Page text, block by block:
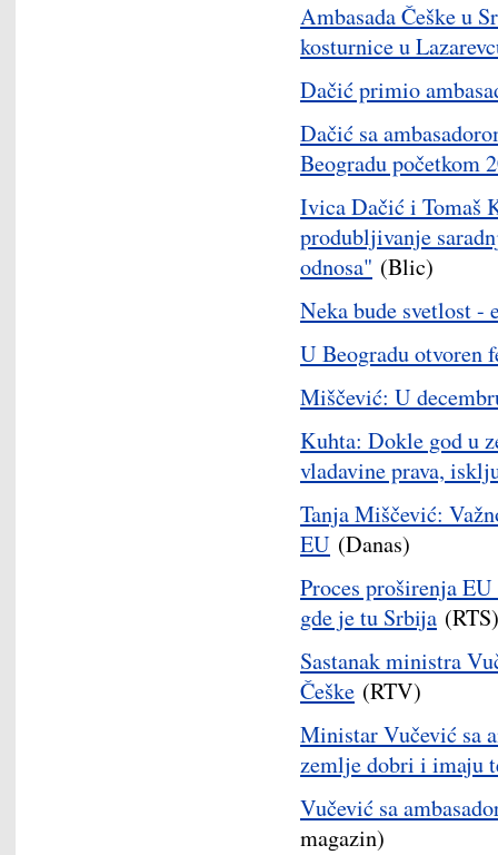
Ambasada Češke u
kosturnice u
Dačić primio
Dačić sa
Beogradu početkom
Ivica Dačić i Tomaš
produbljivanje
odnosa" (Blic)
Neka bude svetlost -
U Beogradu otvoren
Miščević: U
Kuhta: Dokle god u
vladavine prava,
Tanja Miščević:
EU (Danas)
Proces proširenja
gde je tu Srbija (RTS)
Sastanak ministra
Češke (RTV)
Ministar Vučević sa
zemlje dobri i imaju
Vučević sa
magazin)